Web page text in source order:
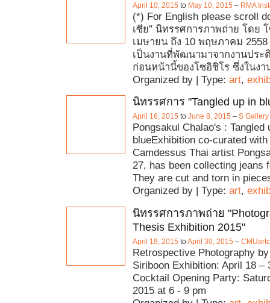
April 10, 2015 to May 10, 2015 – RMA
(*) For English please scroll
เซีย” นิทรรศการภาพถ่าย โดย
เมษายน ถึง 10 พฤษภาคม
เป็นงานที่พัฒนามาจากงานประ
ก่อนหน้านี้ของโซอิชิโร ซึ่งในง
Organized by | Type: art,
นิทรรศการ "Tangled up in
April 16, 2015 to June 8, 2015 – S Gallery
Pongsakul Chalao's : Tangled
blueExhibition co-curated
Camdessus Thai artist
27, has been collecting jeans
They are cut and torn in
Organized by | Type: art,
นิทรรศการภาพถ่าย
Thesis Exhibition 2015"
April 18, 2015 toApril 30, 2015 –
Retrospective Photography
Siriboon Exhibition: April 18 –
Cocktail Opening Party:
2015 at 6 - 9 pm